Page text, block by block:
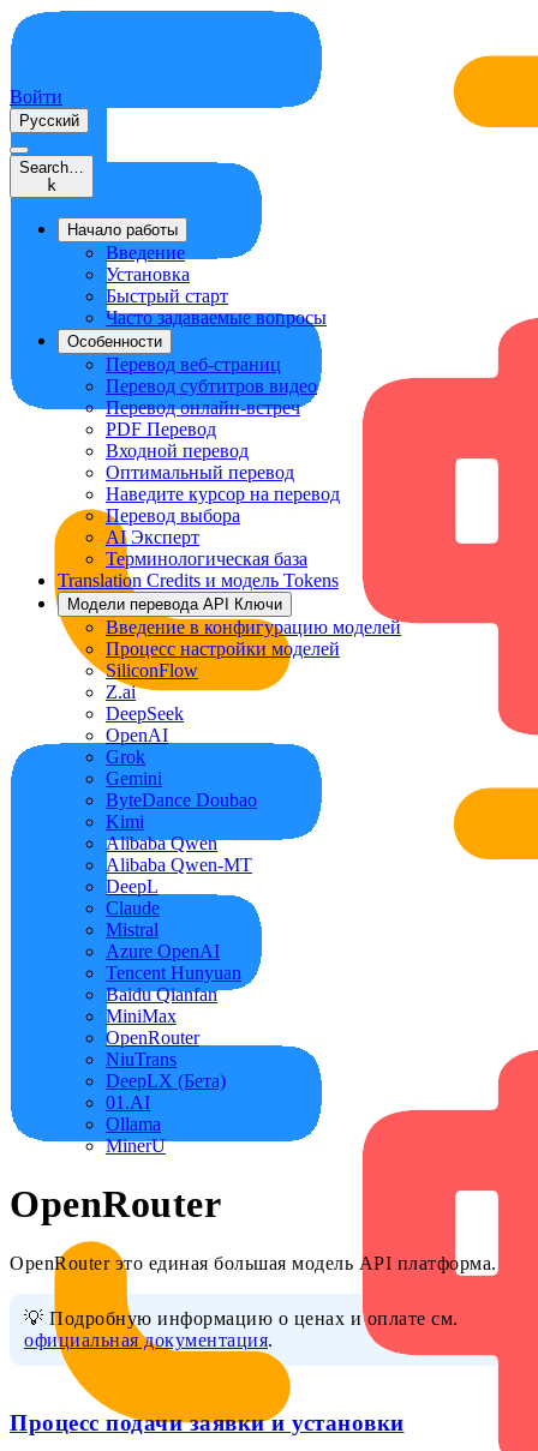
Войти
Русский
Search…
k
Начало работы
Введение
Установка
Быстрый старт
Часто задаваемые вопросы
Особенности
Перевод веб-страниц
Перевод субтитров видео
Перевод онлайн-встреч
PDF Перевод
Входной перевод
Оптимальный перевод
Наведите курсор на перевод
Перевод выбора
AI Эксперт
Терминологическая база
Translation Credits и модель Tokens
Модели перевода API Ключи
Введение в конфигурацию моделей
Процесс настройки моделей
SiliconFlow
Z.ai
DeepSeek
OpenAI
Grok
Gemini
ByteDance Doubao
Kimi
Alibaba Qwen
Alibaba Qwen-MT
DeepL
Claude
Mistral
Azure OpenAI
Tencent Hunyuan
Baidu Qianfan
MiniMax
OpenRouter
NiuTrans
DeepLX (Бета)
01.AI
Ollama
MinerU
OpenRouter
OpenRouter это единая большая модель API платформа.
💡 Подробную информацию о ценах и оплате см.
официальная документация.
Процесс подачи заявки и установки